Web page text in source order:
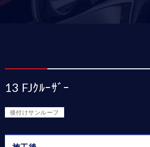
13 FJｸﾙｰｻﾞｰ
後付けサンルーフ